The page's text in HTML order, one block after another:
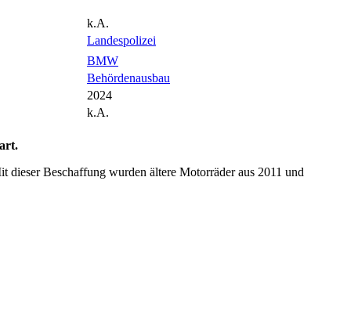
k.A.
Landespolizei
BMW
Behördenausbau
2024
k.A.
Beschaffung wurden ältere Motorräder aus 2011 und